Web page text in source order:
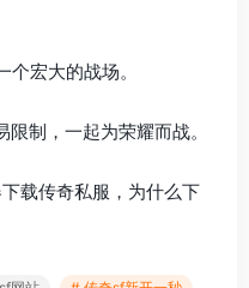
宏大的战场。
制，一起为荣耀而战。
载传奇私服，为什么下